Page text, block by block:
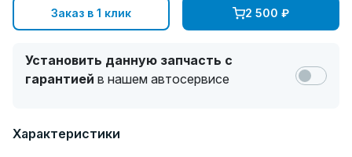
Заказ в 1 клик 2 500 ₽
Установить данную запчасть с
гарантией в нашем автосервисе
Характеристики